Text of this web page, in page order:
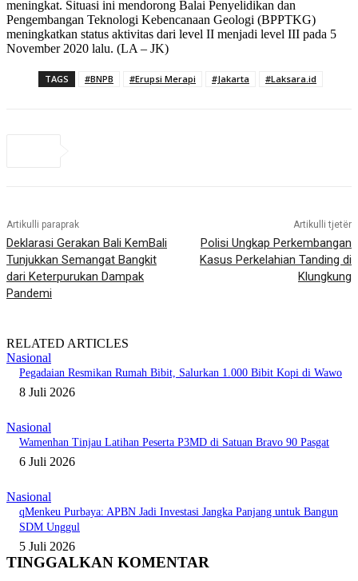
meningkat. Situasi ini mendorong Balai Penyelidikan dan
Pengembangan Teknologi Kebencanaan Geologi (BPPTKG)
meningkatkan status aktivitas dari level II menjadi level III pada 5
November 2020 lalu. (LA – JK)
TAGS #BNPB #Erupsi Merapi #Jakarta #Laksara.id
Artikulli paraprak
Deklarasi Gerakan Bali KemBali
Tunjukkan Semangat Bangkit
dari Keterpurukan Dampak
Pandemi
Artikulli tjetër
Polisi Ungkap Perkembangan
Kasus Perkelahian Tanding di
Klungkung
RELATED ARTICLES
Nasional
Pegadaian Resmikan Rumah Bibit, Salurkan 1.000 Bibit Kopi di Wawo
8 Juli 2026
Nasional
Wamenhan Tinjau Latihan Peserta P3MD di Satuan Bravo 90 Pasgat
6 Juli 2026
Nasional
qMenkeu Purbaya: APBN Jadi Investasi Jangka Panjang untuk Bangun
SDM Unggul
5 Juli 2026
TINGGALKAN KOMENTAR